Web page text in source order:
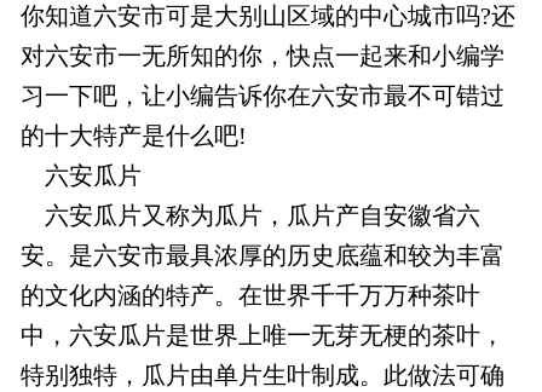
你知道六安市可是大别山区域的中心城市吗?还
对六安市一无所知的你，快点一起来和小编学
习一下吧，让小编告诉你在六安市最不可错过
的十大特产是什么吧!
六安瓜片
六安瓜片又称为瓜片，瓜片产自安徽省六
安。是六安市最具浓厚的历史底蕴和较为丰富
的文化内涵的特产。在世界千千万万种茶叶
中，六安瓜片是世界上唯一无芽无梗的茶叶，
特别独特，瓜片由单片生叶制成。此做法可确